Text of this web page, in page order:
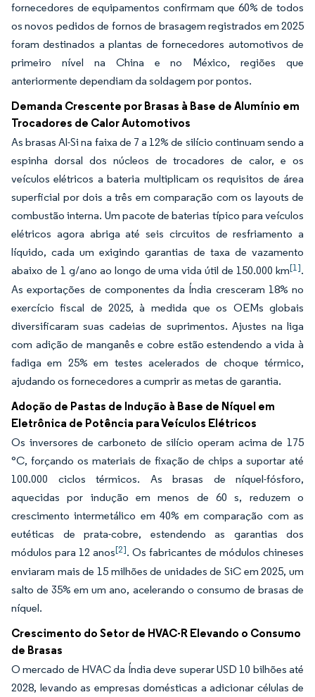
fornecedores de equipamentos confirmam que 60% de todos
os novos pedidos de fornos de brasagem registrados em 2025
foram destinados a plantas de fornecedores automotivos de
primeiro nível na China e no México, regiões que
anteriormente dependiam da soldagem por pontos.
Demanda Crescente por Brasas à Base de Alumínio em
Trocadores de Calor Automotivos
As brasas Al-Si na faixa de 7 a 12% de silício continuam sendo a
espinha dorsal dos núcleos de trocadores de calor, e os
veículos elétricos a bateria multiplicam os requisitos de área
superficial por dois a três em comparação com os layouts de
combustão interna. Um pacote de baterias típico para veículos
elétricos agora abriga até seis circuitos de resfriamento a
líquido, cada um exigindo garantias de taxa de vazamento
abaixo de 1 g/ano ao longo de uma vida útil de 150.000 km[1].
As exportações de componentes da Índia cresceram 18% no
exercício fiscal de 2025, à medida que os OEMs globais
diversificaram suas cadeias de suprimentos. Ajustes na liga
com adição de manganês e cobre estão estendendo a vida à
fadiga em 25% em testes acelerados de choque térmico,
ajudando os fornecedores a cumprir as metas de garantia.
Adoção de Pastas de Indução à Base de Níquel em
Eletrônica de Potência para Veículos Elétricos
Os inversores de carboneto de silício operam acima de 175
°C, forçando os materiais de fixação de chips a suportar até
100.000 ciclos térmicos. As brasas de níquel-fósforo,
aquecidas por indução em menos de 60 s, reduzem o
crescimento intermetálico em 40% em comparação com as
eutéticas de prata-cobre, estendendo as garantias dos
módulos para 12 anos[2]. Os fabricantes de módulos chineses
enviaram mais de 15 milhões de unidades de SiC em 2025, um
salto de 35% em um ano, acelerando o consumo de brasas de
níquel.
Crescimento do Setor de HVAC-R Elevando o Consumo
de Brasas
O mercado de HVAC da Índia deve superar USD 10 bilhões até
2028, levando as empresas domésticas a adicionar células de